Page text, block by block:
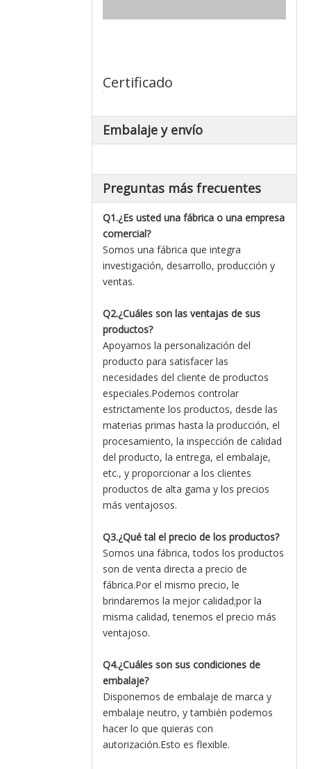
Certificado
Embalaje y envío
Preguntas más frecuentes
Q1.¿Es usted una fábrica o una empresa
comercial?
Somos una fábrica que integra
investigación, desarrollo, producción y
ventas.
Q2.¿Cuáles son las ventajas de sus
productos?
Apoyamos la personalización del
producto para satisfacer las
necesidades del cliente de productos
especiales.Podemos controlar
estrictamente los productos, desde las
materias primas hasta la producción, el
procesamiento, la inspección de calidad
del producto, la entrega, el embalaje,
etc., y proporcionar a los clientes
productos de alta gama y los precios
más ventajosos.
Q3.¿Qué tal el precio de los productos?
Somos una fábrica, todos los productos
son de venta directa a precio de
fábrica.Por el mismo precio, le
brindaremos la mejor calidad;por la
misma calidad, tenemos el precio más
ventajoso.
Q4.¿Cuáles son sus condiciones de
embalaje?
Disponemos de embalaje de marca y
embalaje neutro, y también podemos
hacer lo que quieras con
autorización.Esto es flexible.